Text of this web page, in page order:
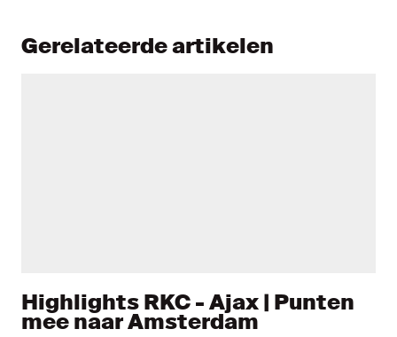
Gerelateerde artikelen
Highlights RKC - Ajax | Punten
mee naar Amsterdam